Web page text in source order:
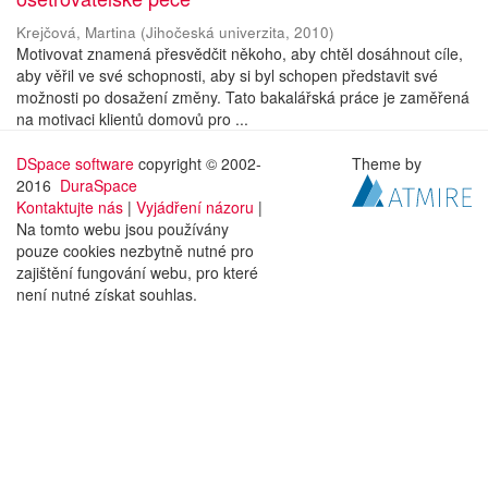
Krejčová, Martina (Jihočeská univerzita, 2010)
Motivovat znamená přesvědčit někoho, aby chtěl dosáhnout cíle,
aby věřil ve své schopnosti, aby si byl schopen představit své
možnosti po dosažení změny. Tato bakalářská práce je zaměřená
na motivaci klientů domovů pro ...
DSpace software copyright © 2002-
2016 DuraSpace
Kontaktujte nás | Vyjádření názoru |
Na tomto webu jsou používány
pouze cookies nezbytně nutné pro
zajištění fungování webu, pro které
není nutné získat souhlas.
Theme by